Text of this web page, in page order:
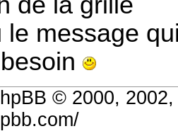
le message
© 2000,